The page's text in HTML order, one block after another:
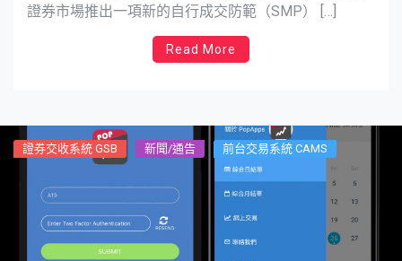
證券市場推出一項新的自行成交防範（SMP） […]
Read More
證券交收系統 GSB 新聞/通告 前台交易系統 CAMS